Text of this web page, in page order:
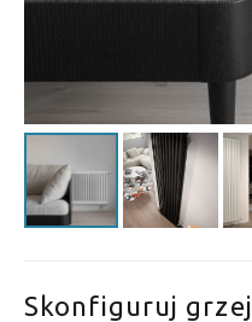
Skonfiguruj